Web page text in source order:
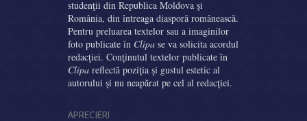
studenţii din Republica Moldova şi
România, din întreaga diasporă românească.
Pentru preluarea textelor sau a imaginilor
foto publicate în Clipa se va solicita acordul
redacţiei. Conţinutul textelor publicate în
Clipa reflectă poziţia şi gustul estetic al
autorului şi nu neapărat pe cel al redacţiei.
APRECIERI